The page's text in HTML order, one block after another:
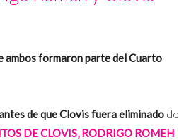
ambos formaron parte del Cuarto
de que Clovis fuera eliminado de
DE CLOVIS, RODRIGO ROMEH